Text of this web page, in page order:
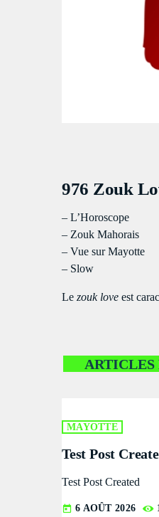
976 Zouk
– L’Horoscope
– Zouk Mahorais
– Vue sur Mayotte
– Slow
Le zouk love est
MAYOTTE
Test Post
Test Post Created
today 6 AOÛT 2026